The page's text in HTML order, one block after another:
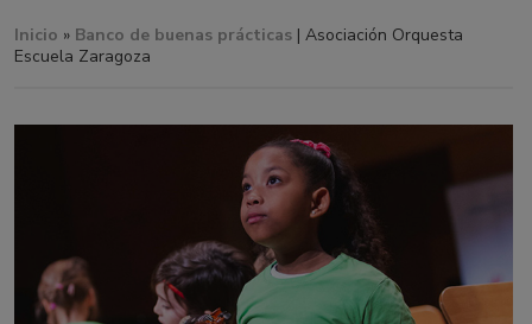
Inicio » Banco de buenas prácticas | Asociación Orquesta
Escuela Zaragoza